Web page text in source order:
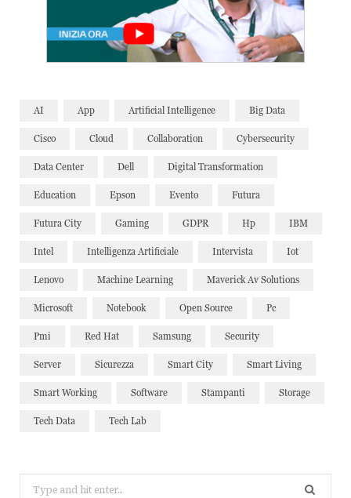
AI App Artificial Intelligence Big Data
Cisco Cloud Collaboration Cybersecurity
Data Center Dell Digital Transformation
Education Epson Evento Futura
Futura City Gaming GDPR Hp IBM
Intel Intelligenza Artificiale Intervista Iot
Lenovo Machine Learning Maverick Av Solutions
Microsoft Notebook Open Source Pc
Pmi Red Hat Samsung Security
Server Sicurezza Smart City Smart Living
Smart Working Software Stampanti Storage
Tech Data Tech Lab